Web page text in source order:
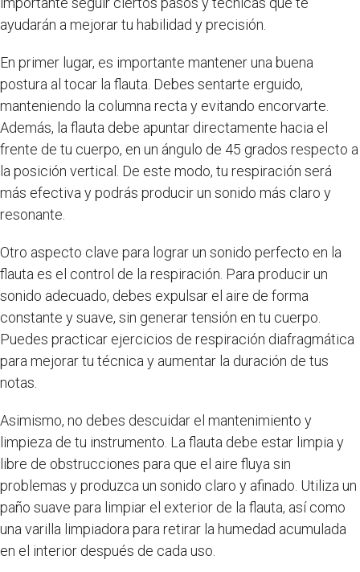
ayudarán a mejorar tu habilidad y precisión.
En primer lugar, es importante mantener una buena
postura al tocar la flauta. Debes sentarte erguido,
manteniendo la columna recta y evitando encorvarte.
Además, la flauta debe apuntar directamente hacia el
frente de tu cuerpo, en un ángulo de 45 grados respecto a
la posición vertical. De este modo, tu respiración será
más efectiva y podrás producir un sonido más claro y
resonante.
Otro aspecto clave para lograr un sonido perfecto en la
flauta es el control de la respiración. Para producir un
sonido adecuado, debes expulsar el aire de forma
constante y suave, sin generar tensión en tu cuerpo.
Puedes practicar ejercicios de respiración diafragmática
para mejorar tu técnica y aumentar la duración de tus
notas.
Asimismo, no debes descuidar el mantenimiento y
limpieza de tu instrumento. La flauta debe estar limpia y
libre de obstrucciones para que el aire fluya sin
problemas y produzca un sonido claro y afinado. Utiliza un
paño suave para limpiar el exterior de la flauta, así como
una varilla limpiadora para retirar la humedad acumulada
en el interior después de cada uso.